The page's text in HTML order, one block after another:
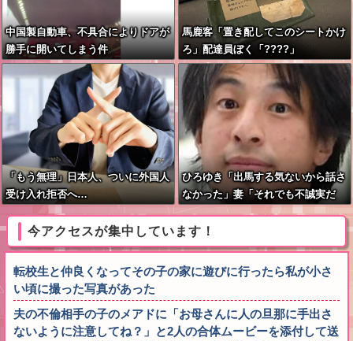
中国製自動車、不具合によりドアが
勝手に開いてしまう件
馬鹿客「置き配してこのシートかけ
ろ」配達員ぼく「????」
「もう無理」日本人、ついに外国人
受け入れ拒否へ…
ひろゆき「出馬する気ないから話さ
なかった」妻「それでも不誠実だ
ろ」→離婚協議へｗｗｗｗｗ
今アクセスが集中しています！
転校生と仲良くなってその子の家に遊びに行ったら私が小さ
い頃に撮った写真があった
夫の不倫相手の子のメアドに「お母さんに人の旦那に手出さ
ないように注意してね？」と2人の合体ムービーを添付して送